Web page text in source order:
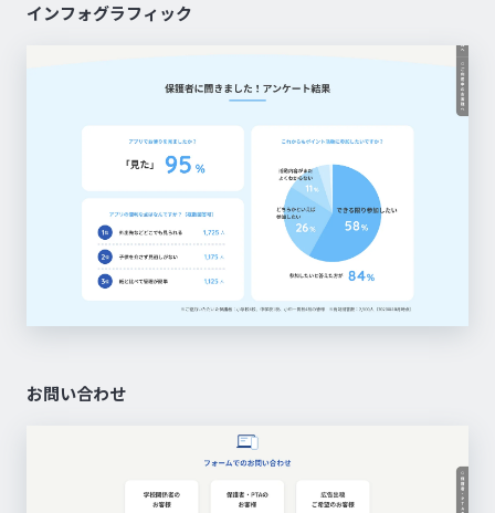
インフォグラフィック
お問い合わせ